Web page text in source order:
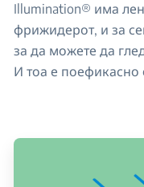
Illumination® има
фрижидерот, и за
за да можете да
И тоа е поефикасно